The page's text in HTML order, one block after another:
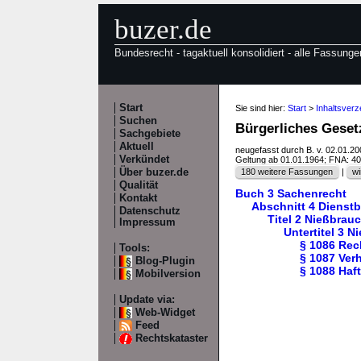
buzer.de
Bundesrecht - tagaktuell konsolidiert - alle
Start
Suchen
Sachgebiete
Aktuell
Verkündet
Über buzer.de
Qualität
Kontakt
Datenschutz
Impressum
Tools:
Blog-Plugin
Mobilversion
Update via:
Web-Widget
Feed
Rechtskataster
Sie sind hier: Start >
Bürgerliches
neugefasst durch B. v.
Geltung ab 01.01.1964; FNA:
180 weitere Fassungen
|
Buch 3 Sachenrecht
Abschnitt 4
Titel 2
Untertitel 3
§ 1086
§ 1087
§ 1088